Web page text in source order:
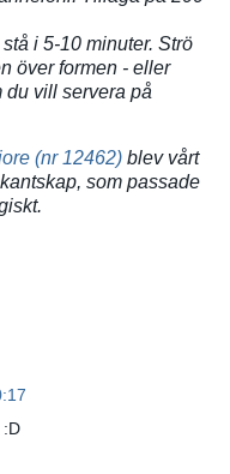
i 5-10 minuter. Strö
över formen - eller
vill servera på
(nr 12462) blev vårt
som passade
:D